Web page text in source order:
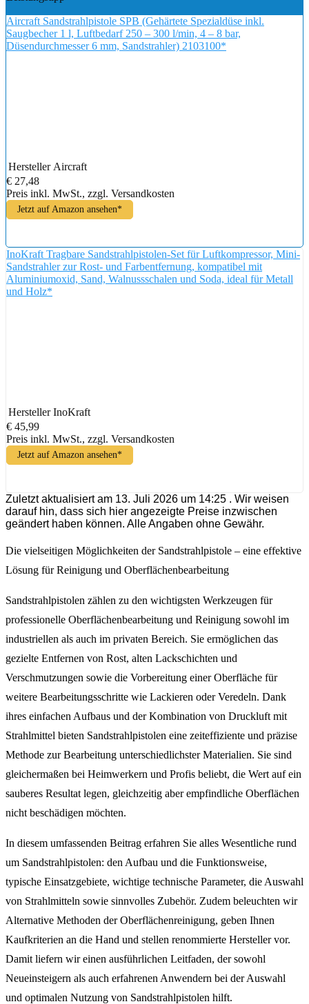
Aircraft Sandstrahlpistole SPB (Gehärtete Spezialdüse inkl.
Saugbecher 1 l, Luftbedarf 250 – 300 l/min, 4 – 8 bar,
Düsendurchmesser 6 mm, Sandstrahler) 2103100*
Hersteller Aircraft
€ 27,48
Preis inkl. MwSt., zzgl. Versandkosten
Jetzt auf Amazon ansehen*
InoKraft Tragbare Sandstrahlpistolen-Set für Luftkompressor, Mini-
Sandstrahler zur Rost- und Farbentfernung, kompatibel mit
Aluminiumoxid, Sand, Walnussschalen und Soda, ideal für Metall
und Holz*
Hersteller InoKraft
€ 45,99
Preis inkl. MwSt., zzgl. Versandkosten
Jetzt auf Amazon ansehen*
Zuletzt aktualisiert am 13. Juli 2026 um 14:25 . Wir weisen
darauf hin, dass sich hier angezeigte Preise inzwischen
geändert haben können. Alle Angaben ohne Gewähr.
Die vielseitigen Möglichkeiten der Sandstrahlpistole – eine effektive
Lösung für Reinigung und Oberflächenbearbeitung
Sandstrahlpistolen zählen zu den wichtigsten Werkzeugen für
professionelle Oberflächenbearbeitung und Reinigung sowohl im
industriellen als auch im privaten Bereich. Sie ermöglichen das
gezielte Entfernen von Rost, alten Lackschichten und
Verschmutzungen sowie die Vorbereitung einer Oberfläche für
weitere Bearbeitungsschritte wie Lackieren oder Veredeln. Dank
ihres einfachen Aufbaus und der Kombination von Druckluft mit
Strahlmittel bieten Sandstrahlpistolen eine zeiteffiziente und präzise
Methode zur Bearbeitung unterschiedlichster Materialien. Sie sind
gleichermaßen bei Heimwerkern und Profis beliebt, die Wert auf ein
sauberes Resultat legen, gleichzeitig aber empfindliche Oberflächen
nicht beschädigen möchten.
In diesem umfassenden Beitrag erfahren Sie alles Wesentliche rund
um Sandstrahlpistolen: den Aufbau und die Funktionsweise,
typische Einsatzgebiete, wichtige technische Parameter, die Auswahl
von Strahlmitteln sowie sinnvolles Zubehör. Zudem beleuchten wir
Alternative Methoden der Oberflächenreinigung, geben Ihnen
Kaufkriterien an die Hand und stellen renommierte Hersteller vor.
Damit liefern wir einen ausführlichen Leitfaden, der sowohl
Neueinsteigern als auch erfahrenen Anwendern bei der Auswahl
und optimalen Nutzung von Sandstrahlpistolen hilft.